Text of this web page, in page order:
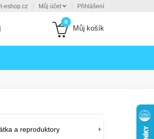
eshop.cz Můj účet Přihlášení
0
Můj košík
a reproduktory